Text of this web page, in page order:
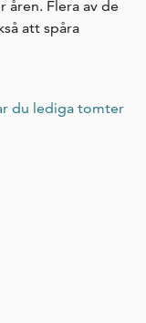
åren. Flera av de
att spåra
du lediga tomter